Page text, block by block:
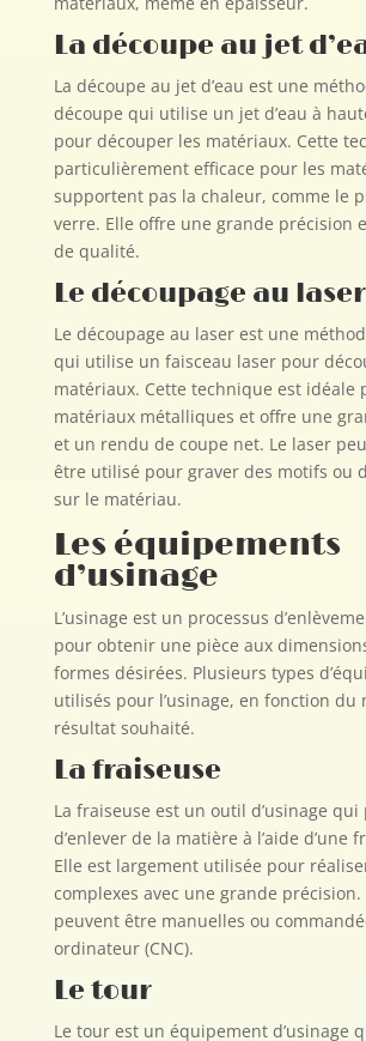
La découpe au jet
La découpe au jet d’eau est une
découpe qui utilise un jet d’eau à
pour découper les matériaux. Cette
particulièrement efficace pour les
supportent pas la chaleur, comme le
verre. Elle offre une grande précision
de qualité.
Le découpage au laser
Le découpage au laser est une
qui utilise un faisceau laser pour
matériaux. Cette technique est idéale
matériaux métalliques et offre une
et un rendu de coupe net. Le laser
être utilisé pour graver des motifs ou
sur le matériau.
Les équipements
d’usinage
L’usinage est un processus
pour obtenir une pièce aux
formes désirées. Plusieurs types
utilisés pour l’usinage, en fonction du
résultat souhaité.
La fraiseuse
La fraiseuse est un outil d’usinage
d’enlever de la matière à l’aide d’une
Elle est largement utilisée pour
complexes avec une grande précision.
peuvent être manuelles ou
ordinateur (CNC).
Le tour
Le tour est un équipement d’usinage